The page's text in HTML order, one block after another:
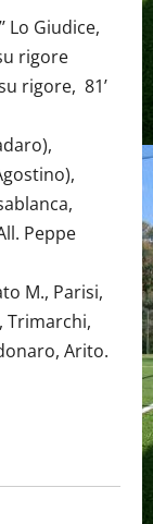
Lo Giudice,
rigore
rigore, 81’
Peppe
M., Parisi,
Trimarchi,
Arito.